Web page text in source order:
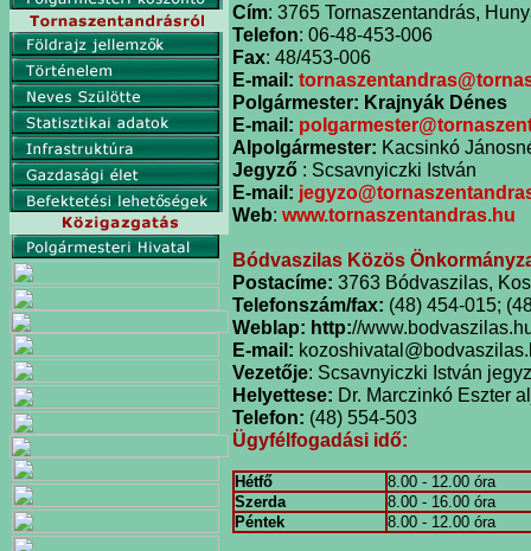
Cím: 3765 Tornaszentandrás,
Telefon: 06-48-453-006
Fax: 48/453-006
E-mail:
Polgármester: Krajnyák Dénes
E-mail:
Alpolgármester: Kacsinkó
Jegyző : Scsavnyiczki István
E-mail:
Web: www.tornaszentandras.hu
Bódvaszilas Közös
Postacíme: 3763 Bódvaszilas,
Telefonszám/fax: (48) 454-015;
Weblap: http://
E-mail:
Vezetője: Scsavnyiczki István
Helyettese: Dr. Marczinkó Eszter
Telefon: (48) 554-503
Ügyfélfogadási idő:
Hétfő
8.00 - 12.00 óra
Szerda
8.00 - 16.00 óra
Péntek
8.00 - 12.00 óra